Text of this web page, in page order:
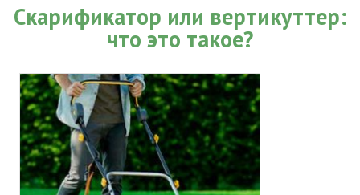
Скарификатор или вертикуттер:
что это такое?